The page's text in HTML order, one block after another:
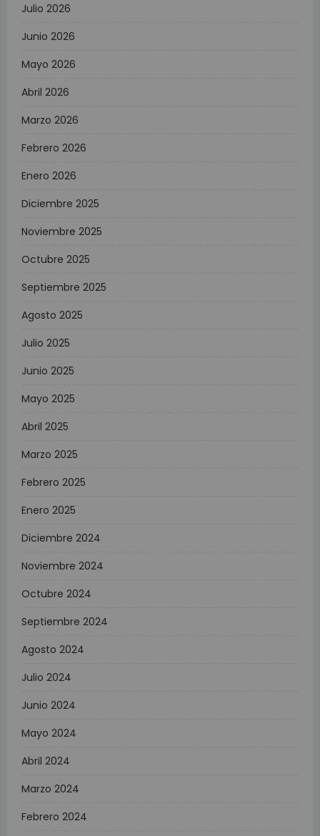
Julio 2026
Junio 2026
Mayo 2026
Abril 2026
Marzo 2026
Febrero 2026
Enero 2026
Diciembre 2025
Noviembre 2025
Octubre 2025
Septiembre 2025
Agosto 2025
Julio 2025
Junio 2025
Mayo 2025
Abril 2025
Marzo 2025
Febrero 2025
Enero 2025
Diciembre 2024
Noviembre 2024
Octubre 2024
Septiembre 2024
Agosto 2024
Julio 2024
Junio 2024
Mayo 2024
Abril 2024
Marzo 2024
Febrero 2024